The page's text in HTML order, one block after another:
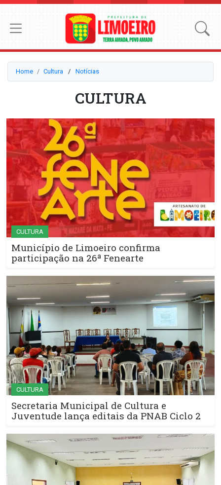
Home Cultura ⠀/⠀ Notícias
CULTURA
CULTURA
Município de Limoeiro confirma
participação na 26ª Fenearte
CULTURA
Secretaria Municipal de Cultura e
Juventude lança editais da PNAB Ciclo 2